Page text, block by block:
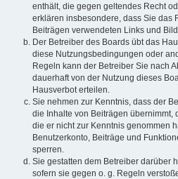
enthält, die gegen geltendes Recht
erklären insbesondere, dass Sie das
Beiträgen verwendeten Links und
Der Betreiber des Boards übt das
diese Nutzungsbedingungen oder
Regeln kann der Betreiber Sie nach
dauerhaft von der Nutzung dieses
Hausverbot erteilen.
Sie nehmen zur Kenntnis, dass der
die Inhalte von Beiträgen übernimmt,
die er nicht zur Kenntnis genommen
Benutzerkonto, Beiträge und
sperren.
Sie gestatten dem Betreiber darüber
sofern sie gegen o. g. Regeln